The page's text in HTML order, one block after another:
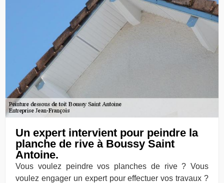
Un expert intervient pour peindre la
planche de rive à Boussy Saint
Antoine.
Vous voulez peindre vos planches de rive ? Vous
voulez engager un expert pour effectuer vos travaux ?